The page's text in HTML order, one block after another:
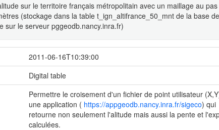
sur le territoire français métropolitain avec un maillage au
(stockage dans la table t_ign_altifrance_50_mnt de la base de
sur le serveur pggeodb.nancy.inra.fr)
2011-06-16T10:39:00
Digital table
Permettre le croisement d'un fichier de point utilisateur
une application ( https://appgeodb.nancy.inra.fr/sigeco) qui
retourne non seulement l'alitude mais aussi la pente et
calculées.